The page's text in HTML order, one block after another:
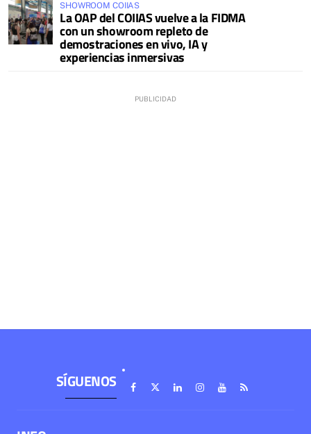
SHOWROOM COIIAS
La OAP del COIIAS vuelve a la FIDMA
con un showroom repleto de
demostraciones en vivo, IA y
experiencias inmersivas
SÍGUENOS